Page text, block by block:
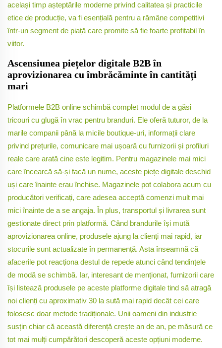
același timp așteptările moderne privind calitatea și practicile
etice de producție, va fi esențială pentru a rămâne competitivi
într-un segment de piață care promite să fie foarte profitabil în
viitor.
Ascensiunea piețelor digitale B2B în
aprovizionarea cu îmbrăcăminte în cantități
mari
Platformele B2B online schimbă complet modul de a găsi
tricouri cu glugă în vrac pentru branduri. Ele oferă tuturor, de la
marile companii până la micile boutique-uri, informații clare
privind prețurile, comunicare mai ușoară cu furnizorii și profiluri
reale care arată cine este legitim. Pentru magazinele mai mici
care încearcă să-și facă un nume, aceste piețe digitale deschid
uși care înainte erau închise. Magazinele pot colabora acum cu
producători verificați, care adesea acceptă comenzi mult mai
mici înainte de a se angaja. În plus, transportul și livrarea sunt
gestionate direct prin platformă. Când brandurile își mută
aprovizionarea online, produsele ajung la clienți mai rapid, iar
stocurile sunt actualizate în permanență. Asta înseamnă că
afacerile pot reacționa destul de repede atunci când tendințele
de modă se schimbă. Iar, interesant de menționat, furnizorii care
își listează produsele pe aceste platforme digitale tind să atragă
noi clienți cu aproximativ 30 la sută mai rapid decât cei care
folosesc doar metode tradiționale. Unii oameni din industrie
susțin chiar că această diferență crește an de an, pe măsură ce
tot mai mulți cumpărători descoperă aceste opțiuni moderne.